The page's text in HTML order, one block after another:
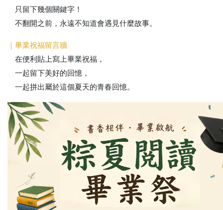
只留下幾個關鍵字！
不翻開之前，永遠不知道會遇見什麼故事。
｜畢業祝福留言牆
在便利貼上寫上畢業祝福，
一起留下美好的回憶，
一起拼出屬於這個夏天的青春回憶。